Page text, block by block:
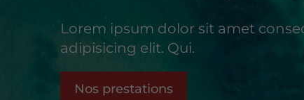
Lorem ipsum dolor sit amet
adipisicing elit. Qui.
Nos prestations